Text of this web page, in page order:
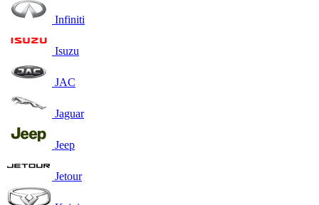
Infiniti
Isuzu
JAC
Jaguar
Jeep
Jetour